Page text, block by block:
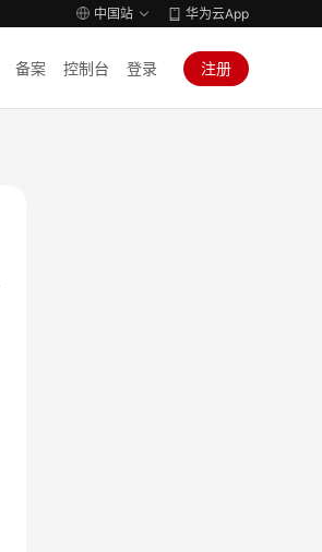
中国站 华为云App
备案 控制台 登录 注册